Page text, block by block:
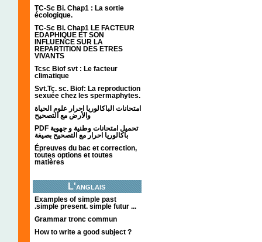
TC-Sc Bi. Chap1 : La sortie
écologique.
TC-Sc Bi. Chap1 LE FACTEUR
EDAPHIQUE ET SON
INFLUENCE SUR LA
REPARTITION DES ETRES
VIVANTS
Tcsc Biof svt : Le facteur
climatique
Svt.Tc. sc. Biof: La reproduction
sexuée chez les spermaphytes.
امتحانات الباكالوريا احرار علوم الحياة
والأرض مع التصحيح
PDF تحميل امتحانات وطنية و جهوية
باكالوريا احرار مع التصحيح بصيغة
Épreuves du bac et correction,
toutes options et toutes
matières
L'anglais
Examples of simple past
.simple present. simple futur ...
Grammar tronc commun
How to write a good subject ?